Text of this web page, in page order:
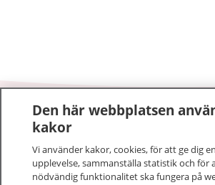
1177–tryggt om din
På 1177.se får du råd om hälsa och
sjukdomar och vilka mottagningar du
Den här webbplatsen
kakor
Vi använder kakor, cookies, för att ge dig
upplevelse, sammanställa statistik och för
nödvändig funktionalitet ska fungera på